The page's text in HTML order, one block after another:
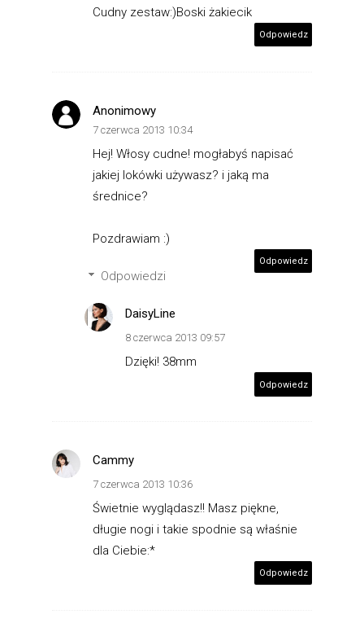
Cudny zestaw:)Boski żakiecik
Odpowiedz
Anonimowy
7 czerwca 2013 10:34
Hej! Włosy cudne! mogłabyś napisać
jakiej lokówki używasz? i jaką ma
średnice?
Pozdrawiam :)
Odpowiedz
Odpowiedzi
DaisyLine
8 czerwca 2013 09:57
Dzięki! 38mm
Odpowiedz
Cammy
7 czerwca 2013 10:36
Świetnie wyglądasz!! Masz piękne,
długie nogi i takie spodnie są właśnie
dla Ciebie:*
Odpowiedz